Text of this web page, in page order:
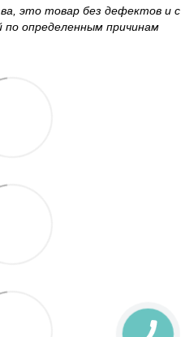
это товар без дефектов и с
по определенным причинам